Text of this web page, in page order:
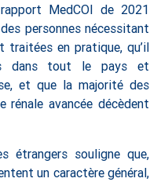
MedCOI de 2021
personnes nécessitant
en pratique, qu’il
dans tout le pays et
et que la majorité des
avancée décèdent
étrangers souligne que,
un caractère général,